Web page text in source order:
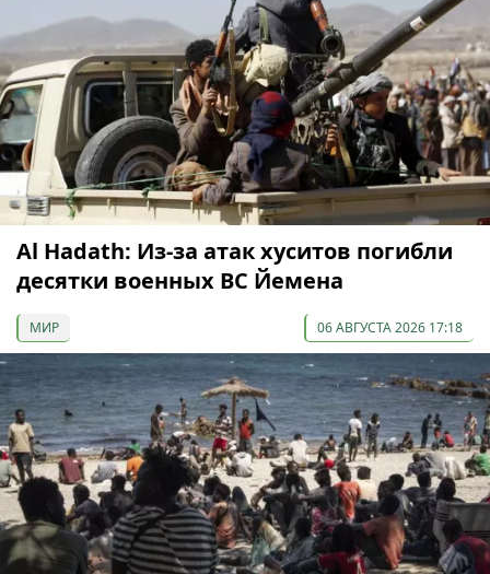
Al Hadath: Из-за атак хуситов погибли
десятки военных ВС Йемена
МИР 06 АВГУСТА 2026 17:18